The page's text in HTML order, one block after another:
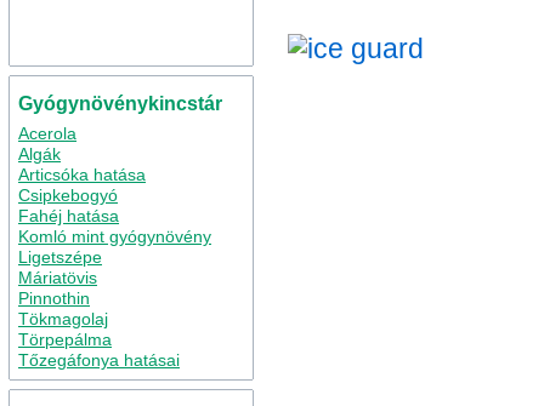
Gyógynövénykincstár
Acerola
Algák
Articsóka hatása
Csipkebogyó
Fahéj hatása
Komló mint gyógynövény
Ligetszépe
Máriatövis
Pinnothin
Tökmagolaj
Törpepálma
Tőzegáfonya hatásai